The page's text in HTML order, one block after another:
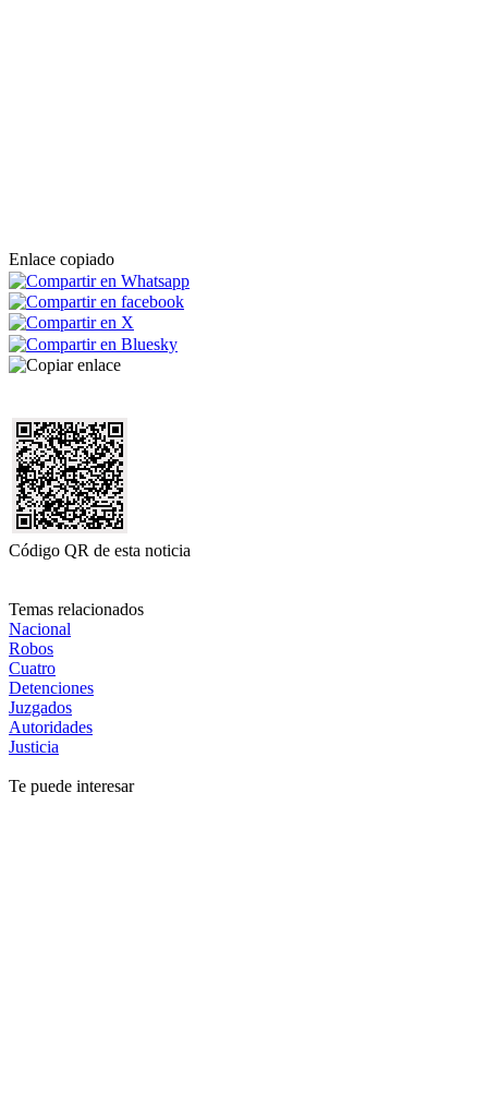
Enlace copiado
Código QR de esta noticia
Temas relacionados
Nacional
Robos
Cuatro
Detenciones
Juzgados
Autoridades
Justicia
Te puede interesar